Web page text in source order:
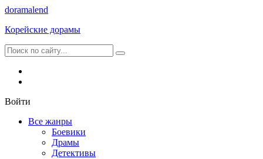
doramalend
Корейские дорамы
Войти
Все жанры
Боевики
Драмы
Детективы